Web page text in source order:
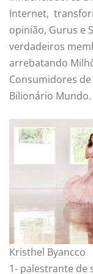
Internet,
opinião, Gurus e
verdadeiros
arrebatando
Consumidores
Bilionário Mundo.
Kristhel Byancco
1- palestrante de